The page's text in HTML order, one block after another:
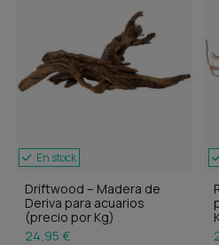
En stock
Driftwood – Madera de
Deriva para acuarios
(precio por Kg)
24,95 €